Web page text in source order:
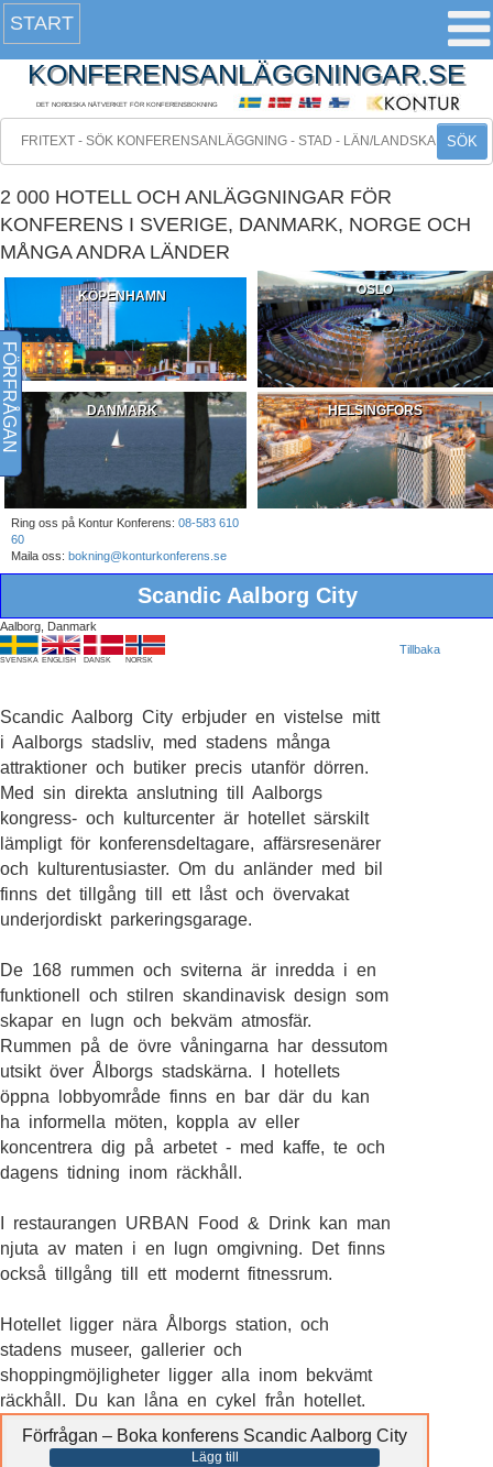
START
KONFERENSANLÄGGNINGAR.SE
DET NORDISKA NÄTVERKET FÖR KONFERENSBOKNING
SÖK
2 000 HOTELL OCH ANLÄGGNINGAR FÖR
KONFERENS I SVERIGE, DANMARK, NORGE OCH
MÅNGA ANDRA LÄNDER
KÖPENHAMN OSLO
DANMARK HELSINGFORS
Ring oss på Kontur Konferens: 08-583 610
60
Maila oss: bokning@konturkonferens.se
Scandic Aalborg City
Aalborg, Danmark
SVENSKA ENGLISH DANSK NORSK
Tillbaka
Scandic Aalborg City erbjuder en vistelse mitt
i Aalborgs stadsliv, med stadens många
attraktioner och butiker precis utanför dörren.
Med sin direkta anslutning till Aalborgs
kongress- och kulturcenter är hotellet särskilt
lämpligt för konferensdeltagare, affärsresenärer
och kulturentusiaster. Om du anländer med bil
finns det tillgång till ett låst och övervakat
underjordiskt parkeringsgarage.
De 168 rummen och sviterna är inredda i en
funktionell och stilren skandinavisk design som
skapar en lugn och bekväm atmosfär.
Rummen på de övre våningarna har dessutom
utsikt över Ålborgs stadskärna. I hotellets
öppna lobbyområde finns en bar där du kan
ha informella möten, koppla av eller
koncentrera dig på arbetet - med kaffe, te och
dagens tidning inom räckhåll.
I restaurangen URBAN Food & Drink kan man
njuta av maten i en lugn omgivning. Det finns
också tillgång till ett modernt fitnessrum.
Hotellet ligger nära Ålborgs station, och
stadens museer, gallerier och
shoppingmöjligheter ligger alla inom bekvämt
räckhåll. Du kan låna en cykel från hotellet.
FÖRFRÅGAN
Förfrågan – Boka konferens Scandic Aalborg City
Lägg till